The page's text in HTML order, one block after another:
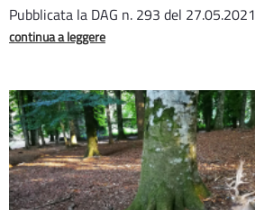
Pubblicata la DAG n. 293 del 27.05.2021
continua a leggere